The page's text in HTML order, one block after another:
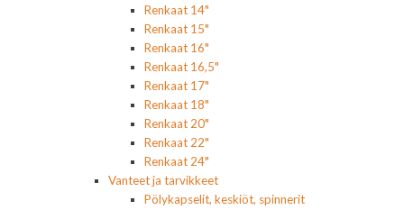
Renkaat 14"
Renkaat 15"
Renkaat 16"
Renkaat 16,5"
Renkaat 17"
Renkaat 18"
Renkaat 20"
Renkaat 22"
Renkaat 24"
Vanteet ja tarvikkeet
Pölykapselit, keskiöt, spinnerit